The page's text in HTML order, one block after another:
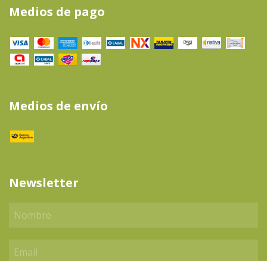
Medios de pago
Medios de envío
Newsletter